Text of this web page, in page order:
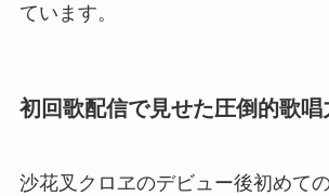
ています。
初回歌配信で見せた圧倒的歌唱
沙花叉クロヱのデビュー後初めて